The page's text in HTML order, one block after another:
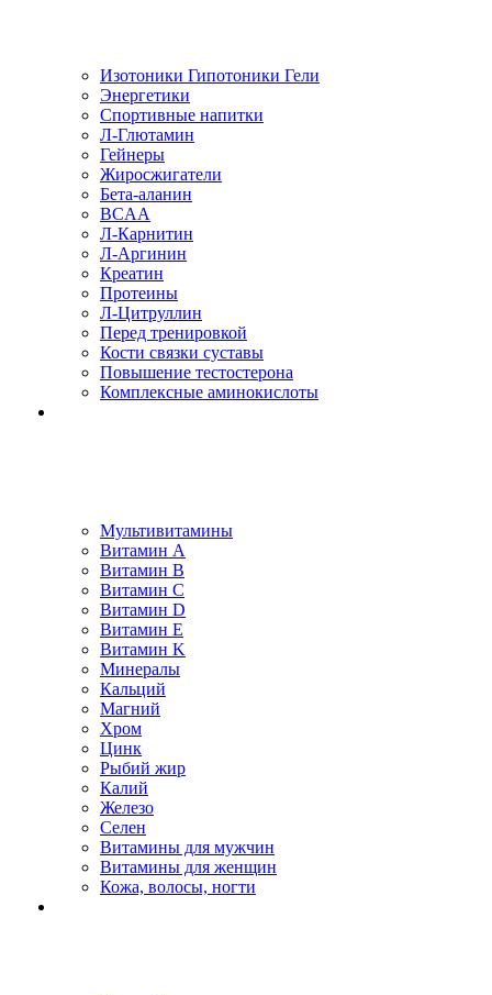
Изотоники Гипотоники Гели
Энергетики
Спортивные напитки
Л-Глютамин
Гейнеры
Жиросжигатели
Бета-аланин
BCAA
Л-Карнитин
Л-Аргинин
Креатин
Протеины
Л-Цитруллин
Перед тренировкой
Кости связки суставы
Повышение тестостерона
Комплексные аминокислоты
Мультивитамины
Витамин A
Витамин B
Витамин C
Витамин D
Витамин E
Витамин K
Минералы
Кальций
Магний
Хром
Цинк
Рыбий жир
Калий
Железо
Селен
Витамины для мужчин
Витамины для женщин
Кожа, волосы, ногти